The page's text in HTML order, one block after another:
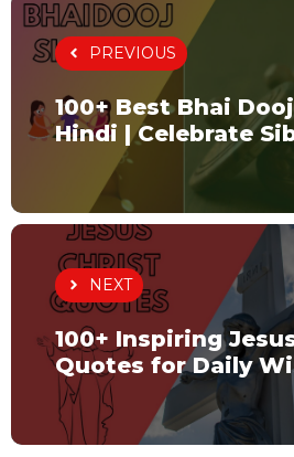
PREVIOUS
100+ Best Bhai
Hindi | Celebrate
NEXT
100+ Inspiring
Quotes for Daily